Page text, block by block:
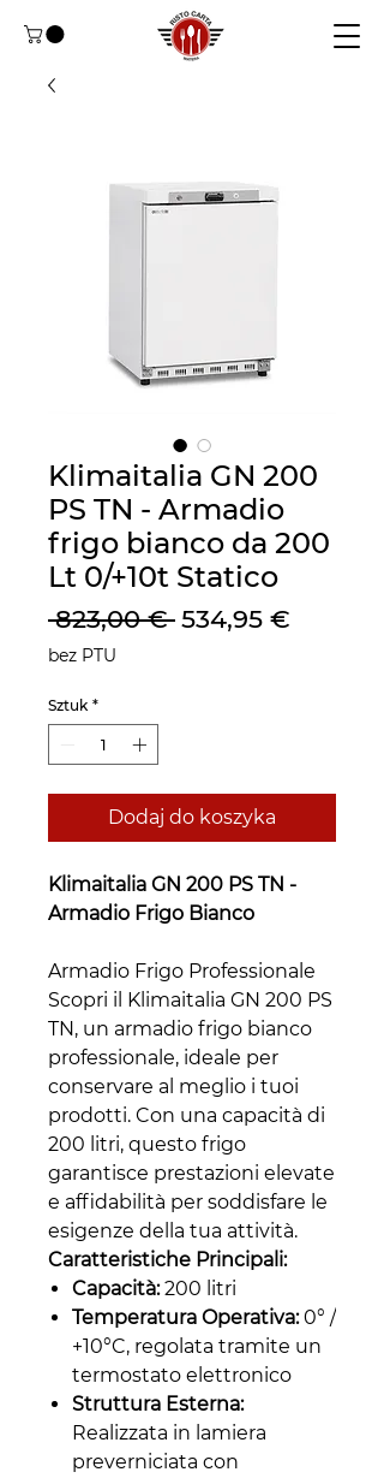
Klimaitalia GN 200
PS TN - Armadio
frigo bianco da 200
Lt 0/+10t Statico
823,00 € Regularna
534,95 €
bez PTU
Sztuk *
Dodaj do koszyka
Klimaitalia GN 200 PS TN -
Armadio Frigo Bianco
Armadio Frigo Professionale
Scopri il Klimaitalia GN 200 PS
TN, un armadio frigo bianco
professionale, ideale per
conservare al meglio i tuoi
prodotti. Con una capacità di
200 litri, questo frigo
garantisce prestazioni elevate
e affidabilità per soddisfare le
esigenze della tua attività.
Caratteristiche Principali:
Capacità:200 litri
Temperatura Operativa:0° /
+10°C, regolata tramite un
termostato elettronico
Struttura Esterna:
Realizzata in lamiera
preverniciata con